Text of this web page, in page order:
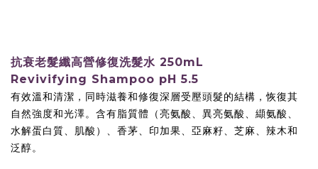
抗衰老髮纖高營修復洗髮水 250mL
Revivifying Shampoo pH 5.5
有效溫和清潔，同時滋養和修復深層受壓頭髮的結構，恢復其
自然強度和光澤。含有脂質體（亮氨酸、異亮氨酸、纈氨酸、
水解蛋白質、肌酸）、香茅、印加果、亞麻籽、芝麻、辣木和
泛醇。